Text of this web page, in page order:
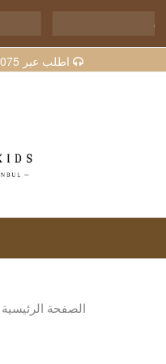
عبر الإنترنت
اطلب عبر Whatsapp : 0531 634 7075
الصفحة الرئيسية